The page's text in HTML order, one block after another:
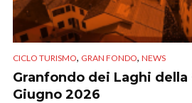
CICLO TURISMO, GRAN FONDO, NEWS
Granfondo dei Laghi della
Giugno 2026